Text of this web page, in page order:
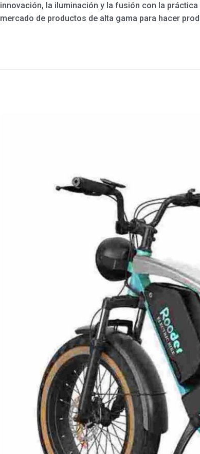
innovación, la iluminación y la fusión con la
mercado de productos de alta gama para hacer